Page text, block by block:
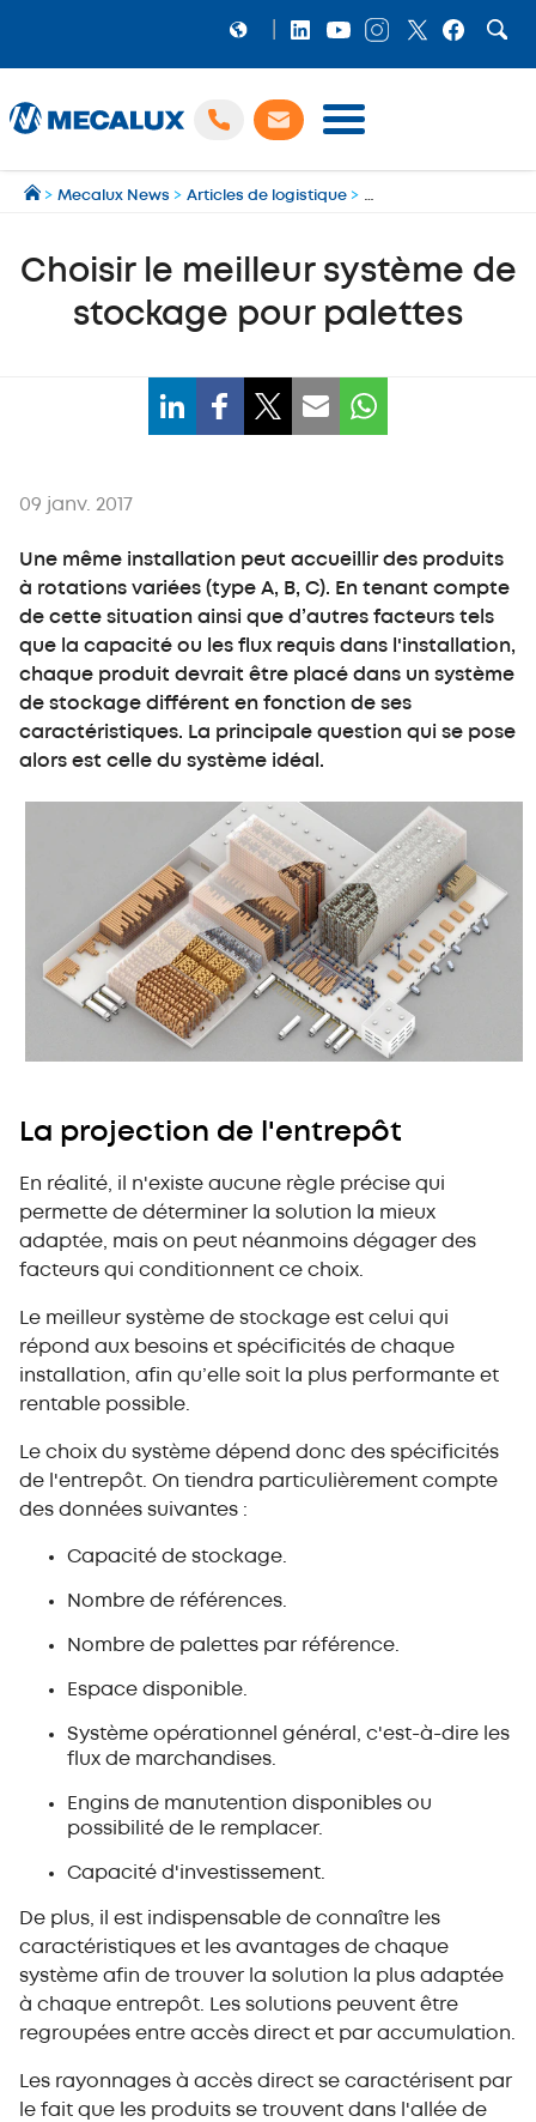
LOGICIELS
MECALUX NEWS
NOS RÉFÉRENCES
MECALUX LAB
> Mecalux News > Articles de logistique >
Choisir le meilleur système de
stockage pour palettes
09 janv. 2017
Une même installation peut accueillir des produits
à rotations variées (type A, B, C). En tenant compte
de cette situation ainsi que d’autres facteurs tels
que la capacité ou les flux requis dans l'installation,
chaque produit devrait être placé dans un système
de stockage différent en fonction de ses
caractéristiques. La principale question qui se pose
alors est celle du système idéal.
La projection de l'entrepôt
En réalité, il n'existe aucune règle précise qui
permette de déterminer la solution la mieux
adaptée, mais on peut néanmoins dégager des
facteurs qui conditionnent ce choix.
Le meilleur système de stockage est celui qui
répond aux besoins et spécificités de chaque
installation, afin qu’elle soit la plus performante et
rentable possible.
Le choix du système dépend donc des spécificités
de l'entrepôt. On tiendra particulièrement compte
des données suivantes :
Capacité de stockage.
Nombre de références.
Nombre de palettes par référence.
Espace disponible.
Système opérationnel général, c'est-à-dire les
flux de marchandises.
Engins de manutention disponibles ou
possibilité de le remplacer.
Capacité d'investissement.
De plus, il est indispensable de connaître les
caractéristiques et les avantages de chaque
système afin de trouver la solution la plus adaptée
à chaque entrepôt. Les solutions peuvent être
regroupées entre accès direct et par accumulation.
Les rayonnages à accès direct se caractérisent par
le fait que les produits se trouvent dans l'allée de